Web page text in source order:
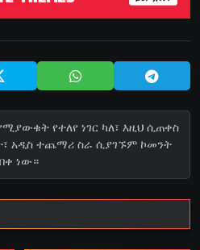
የተለየ ነገር ካለ፣ እዚህ ሲጠቀስ
አዲስ ተጨማሪ ስራ ሲያገኙም ኮመንት
ነው።